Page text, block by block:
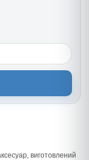
виготовлений